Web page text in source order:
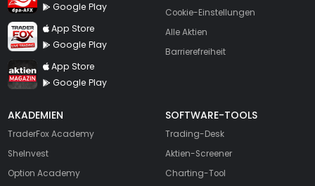
Google Play
TraderFox Live Trading
App Store
Google Play
TraderFox aktien Magazin
App Store
Google Play
Cookie-Einstellungen
Alle Aktien
Barrierefreiheit
AKADEMIEN
TraderFox Academy
SheInvest
Option Academy
SOFTWARE-TOOLS
Trading-Desk
Aktien-Screener
Charting-Tool